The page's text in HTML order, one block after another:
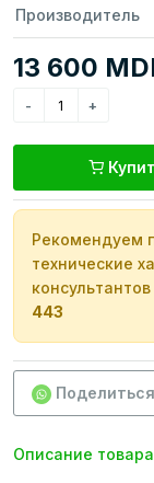
Производитель
13 600
Рекомендуем
технические
443
Поделиться
Описание товара